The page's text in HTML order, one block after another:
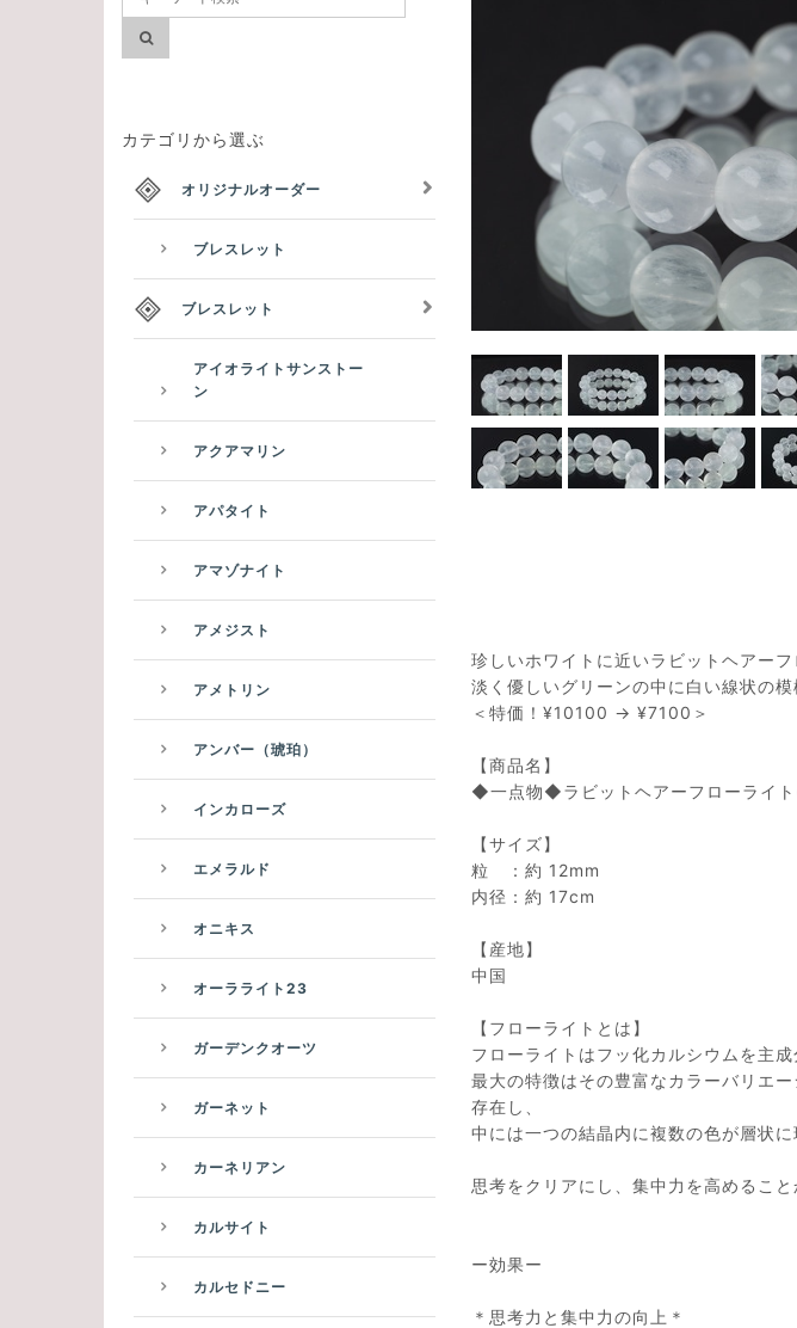
珍しいホワイトに近いラビットヘアー
淡く優しいグリーンの中に白い線状の模
＜特価！¥10100 → ¥7100＞
【商品名】
◆一点物◆ラビットヘアーフローライト
【サイズ】
粒 ：約 12mm
内径：約 17cm
【産地】
中国
【フローライトとは】
フローライトはフッ化カルシウムを主
最大の特徴はその豊富なカラーバリエ
存在し、
中には一つの結晶内に複数の色が層状
思考をクリアにし、集中力を高めるこ
ー効果ー
＊思考力と集中力の向上＊
カテゴリから選ぶ
オリジナルオーダー
ブレスレット
ブレスレット
アイオライトサンストー
ン
アクアマリン
アパタイト
アマゾナイト
アメジスト
アメトリン
アンバー（琥珀）
インカローズ
エメラルド
オニキス
オーラライト23
ガーデンクオーツ
ガーネット
カーネリアン
カルサイト
カルセドニー